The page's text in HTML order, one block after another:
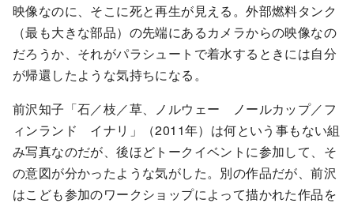
映像なのに、そこに死と再生が見える。外部燃料タンク
（最も大きな部品）の先端にあるカメラからの映像なの
だろうか、それがパラシュートで着水するときには自分
が帰還したような気持ちになる。
前沢知子「石／枝／草、ノルウェー ノールカップ／フ
ィンランド イナリ」（2011年）は何という事もない組
み写真なのだが、後ほどトークイベントに参加して、そ
の意図が分かったような気がした。別の作品だが、前沢
はこども参加のワークショップによって描かれた作品を